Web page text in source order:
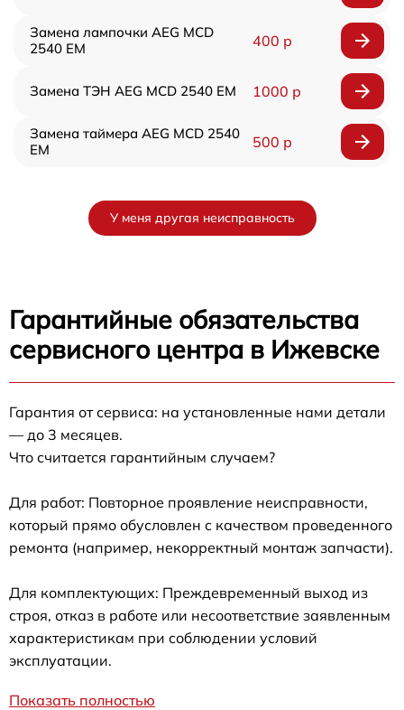
Замена лампочки AEG MCD
2540 EM
400 р
Замена ТЭН AEG MCD 2540 EM 1000 р
Замена таймера AEG MCD 2540
EM
500 р
У меня другая неисправность
Гарантийные обязательства
сервисного центра в Ижевске
Гарантия от сервиса: на установленные нами детали
— до 3 месяцев.
Что считается гарантийным случаем?
Для работ: Повторное проявление неисправности,
который прямо обусловлен с качеством проведенного
ремонта (например, некорректный монтаж запчасти).
Для комплектующих: Преждевременный выход из
строя, отказ в работе или несоответствие заявленным
характеристикам при соблюдении условий
эксплуатации.
Показать полностью